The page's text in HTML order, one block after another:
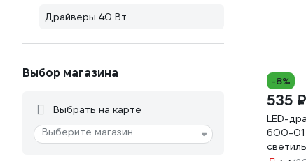
Драйверы 40 Вт
Выбор магазина
Выбрать на карте
Выберите магазин
-8%
535 ₽
LED-
600-01